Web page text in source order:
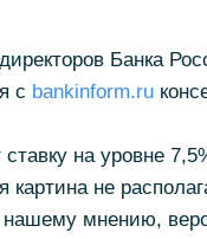
Банка
с bankinform.ru
на уровне
не
нашему мнению,